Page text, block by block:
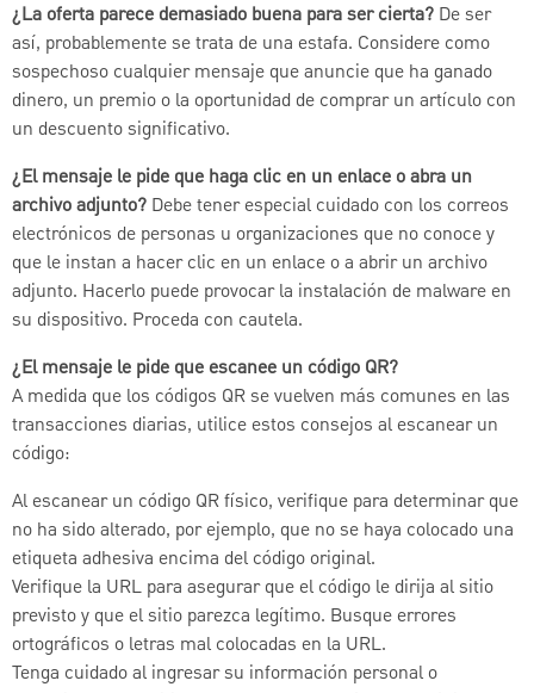
¿La oferta parece demasiado buena para ser cierta? De ser
así, probablemente se trata de una estafa. Considere como
sospechoso cualquier mensaje que anuncie que ha ganado
dinero, un premio o la oportunidad de comprar un artículo con
un descuento significativo.
¿El mensaje le pide que haga clic en un enlace o abra un
archivo adjunto? Debe tener especial cuidado con los correos
electrónicos de personas u organizaciones que no conoce y
que le instan a hacer clic en un enlace o a abrir un archivo
adjunto. Hacerlo puede provocar la instalación de malware en
su dispositivo. Proceda con cautela.
¿El mensaje le pide que escanee un código QR?
A medida que los códigos QR se vuelven más comunes en las
transacciones diarias, utilice estos consejos al escanear un
código:
Al escanear un código QR físico, verifique para determinar que
no ha sido alterado, por ejemplo, que no se haya colocado una
etiqueta adhesiva encima del código original.
Verifique la URL para asegurar que el código le dirija al sitio
previsto y que el sitio parezca legítimo. Busque errores
ortográficos o letras mal colocadas en la URL.
Tenga cuidado al ingresar su información personal o